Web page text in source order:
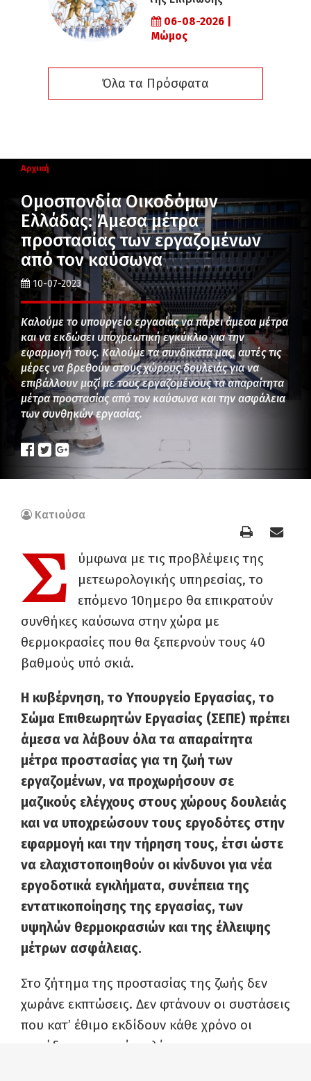
06-08-2026 |
Μώμος
Όλα τα Πρόσφατα
Αρχική
Ομοσπονδία Οικοδόμων
Ελλάδας: Άμεσα μέτρα
προστασίας των εργαζομένων
από τον καύσωνα
10-07-2023
Καλούμε το υπουργείο εργασίας να πάρει άμεσα μέτρα
και να εκδώσει υποχρεωτική εγκύκλιο για την
εφαρμογή τους. Καλούμε τα συνδικάτα μας, αυτές τις
μέρες να βρεθούν στους χώρους δουλειάς για να
επιβάλλουν μαζί με τους εργαζομένους τα απαραίτητα
μέτρα προστασίας από τον καύσωνα και την ασφάλεια
των συνθηκών εργασίας.
Κατιούσα
Σ
ύμφωνα με τις προβλέψεις της
μετεωρολογικής υπηρεσίας, το
επόμενο 10ημερο θα επικρατούν
συνθήκες καύσωνα στην χώρα με
θερμοκρασίες που θα ξεπερνούν τους 40
βαθμούς υπό σκιά.
Η κυβέρνηση, το Υπουργείο Εργασίας, το
Σώμα Επιθεωρητών Εργασίας (ΣΕΠΕ) πρέπει
άμεσα να λάβουν όλα τα απαραίτητα
μέτρα προστασίας για τη ζωή των
εργαζομένων, να προχωρήσουν σε
μαζικούς ελέγχους στους χώρους δουλειάς
και να υποχρεώσουν τους εργοδότες στην
εφαρμογή και την τήρηση τους, έτσι ώστε
να ελαχιστοποιηθούν οι κίνδυνοι για νέα
εργοδοτικά εγκλήματα, συνέπεια της
εντατικοποίησης της εργασίας, των
υψηλών θερμοκρασιών και της έλλειψης
μέτρων ασφάλειας.
Στο ζήτημα της προστασίας της ζωής δεν
χωράνε εκπτώσεις. Δεν φτάνουν οι συστάσεις
που κατ’ έθιμο εκδίδουν κάθε χρόνο οι
αρμόδιες υπηρεσίες ελέγχου και το